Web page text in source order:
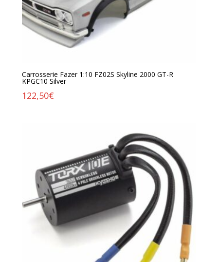
Carrosserie Fazer 1:10 FZ02S Skyline 2000 GT-R
KPGC10 Silver
122,50€